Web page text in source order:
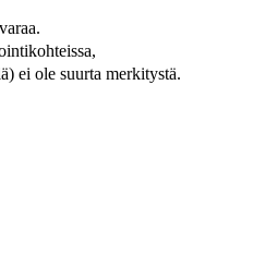
ei ole suurta merkitystä.